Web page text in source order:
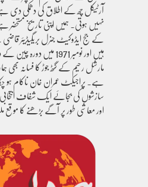
آرٹیکل چھ کے اطلاق کی دھمکی دی
کے جج ایڈوکیٹ جنرل بریگیڈیئر
ہیں اور نومبر 1971 میں
مارشل رحیم کے گٹھ جوڑ کا فسانہ
ہے۔ پراجیکٹ عمران خان ناکام ہو
سازشوں کی بجائے ایک شفاف
اور معاشی طور پر آگے بڑھنے کا موقع